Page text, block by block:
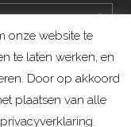
onze website te
te laten werken, en
Door op akkoord
plaatsen van alle